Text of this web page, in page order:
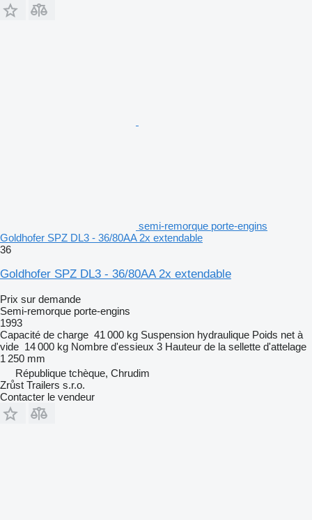
semi-remorque porte-engins
Goldhofer SPZ DL3 - 36/80AA 2x extendable
36
Goldhofer SPZ DL3 - 36/80AA 2x extendable
Prix sur demande
Semi-remorque porte-engins
1993
Capacité de charge 41 000 kg Suspension hydraulique Poids net à
vide 14 000 kg Nombre d'essieux 3 Hauteur de la sellette d'attelage
1 250 mm
République tchèque, Chrudim
Zrůst Trailers s.r.o.
Contacter le vendeur